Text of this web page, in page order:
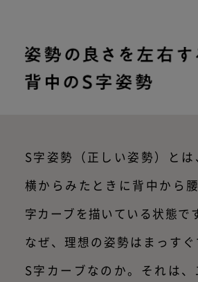
S字姿勢（正しい姿勢）とは
横からみたときに背中から
字カーブを描いている状態で
なぜ、理想の姿勢はまっすぐ
S字カーブなのか。 それは、